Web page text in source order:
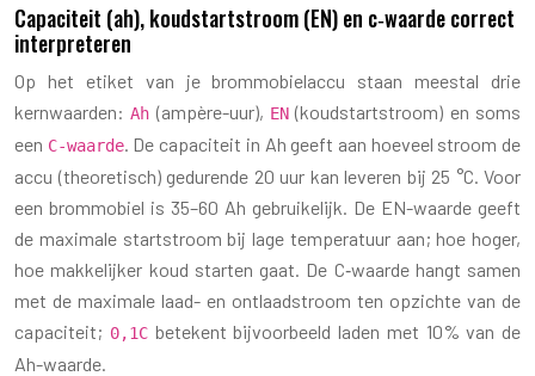
Capaciteit (ah), koudstartstroom (EN) en c‑waarde correct
interpreteren
Op het etiket van je brommobielaccu staan meestal drie
kernwaarden:Ah (ampère-uur), EN (koudstartstroom) en soms
een C‑waarde. De capaciteit in Ah geeft aan hoeveel stroom de
accu (theoretisch) gedurende 20 uur kan leveren bij 25 °C. Voor
een brommobiel is 35–60 Ah gebruikelijk. De EN-waarde geeft
de maximale startstroom bij lage temperatuur aan; hoe hoger,
hoe makkelijker koud starten gaat. De C‑waarde hangt samen
met de maximale laad- en ontlaadstroom ten opzichte van de
capaciteit; 0,1Cbetekent bijvoorbeeld laden met 10% van de
Ah-waarde.